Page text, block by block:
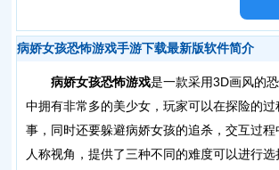
病娇女孩恐怖游戏手游下载最新版软件简介
病娇女孩恐怖游戏是一款采用3D画风的
中拥有非常多的美少女，玩家可以在探险的
事，同时还要躲避病娇女孩的追杀，交互过
人称视角，提供了三种不同的难度可以进行